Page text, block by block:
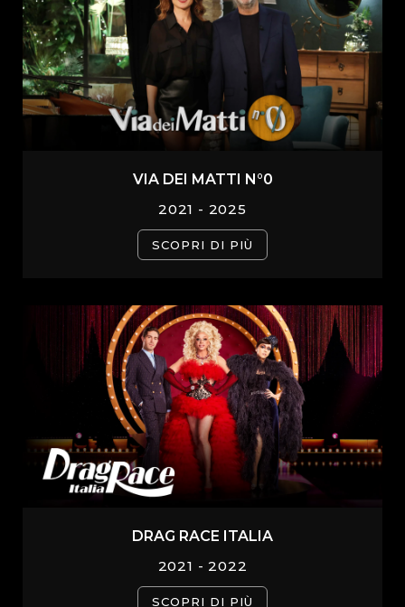
VIA DEI MATTI N°0
2021 - 2025
SCOPRI DI PIÙ
DRAG RACE ITALIA
2021 - 2022
SCOPRI DI PIÙ